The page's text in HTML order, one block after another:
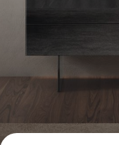
News
Press
Contacts